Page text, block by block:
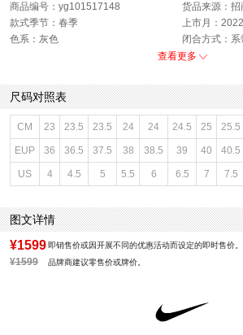
商品编号：yg101517148
货品来源：招
款式季节：春季
上市月：
色系：灰色
闭合方式：系
性别：男子
查看更多
尺码对照表
CM 23 23.5 23.5 24 24 24.5 25 25.5
EUP 36 36.5 37.5 38 38.5 39 40 40.5
US 4 4.5 5 5.5 6 6.5 7 7.5
图文详情
¥1599 即销售价或因开展不同的优惠活动而设定的即时售价。
¥1599 品牌商建议零售价或牌价。